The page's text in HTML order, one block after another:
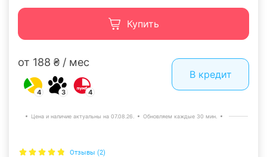
Купить
от 188 ₴ / мес
4 3 4
В кредит
Цена и наличие актуальны на 07.08.26. Обновляем каждые 30 мин.
Отзывы (2)